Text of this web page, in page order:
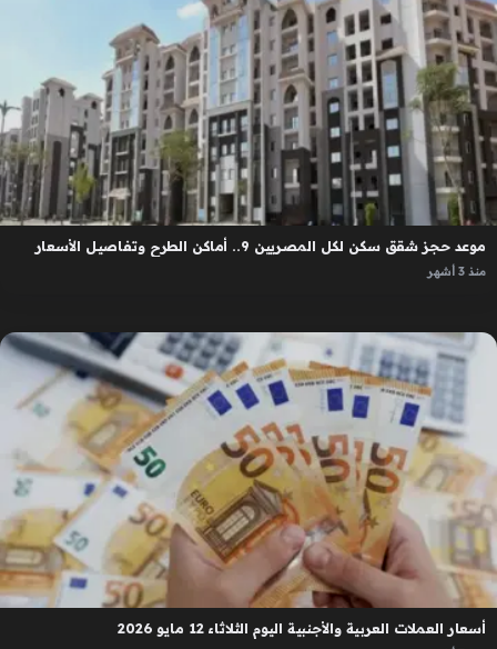
موعد حجز شقق سكن لكل المصريين 9.. أماكن الطرح وتفاصيل الأسعار
منذ 3 أشهر
أسعار العملات العربية والأجنبية اليوم الثلاثاء 12 مايو 2026